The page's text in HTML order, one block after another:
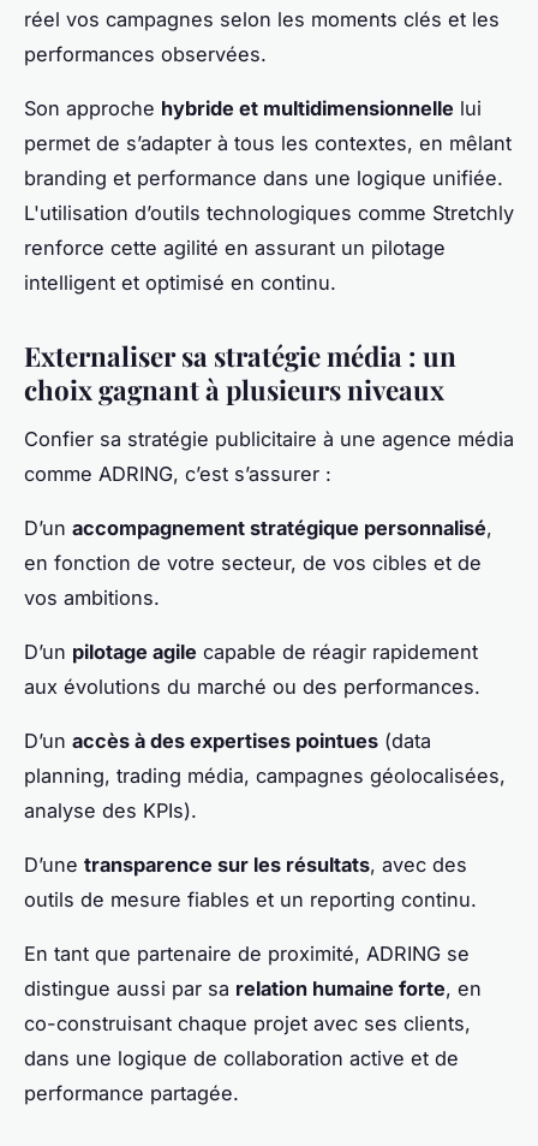
réel vos campagnes selon les moments clés et les
performances observées.
Son approche hybride et multidimensionnelle lui
permet de s’adapter à tous les contextes, en mêlant
branding et performance dans une logique unifiée.
L'utilisation d’outils technologiques comme Stretchly
renforce cette agilité en assurant un pilotage
intelligent et optimisé en continu.
Externaliser sa stratégie média : un
choix gagnant à plusieurs niveaux
Confier sa stratégie publicitaire à une agence média
comme ADRING, c’est s’assurer :
D’un accompagnement stratégique personnalisé,
en fonction de votre secteur, de vos cibles et de
vos ambitions.
D’un pilotage agile capable de réagir rapidement
aux évolutions du marché ou des performances.
D’un accès à des expertises pointues (data
planning, trading média, campagnes géolocalisées,
analyse des KPIs).
D’une transparence sur les résultats, avec des
outils de mesure fiables et un reporting continu.
En tant que partenaire de proximité, ADRING se
distingue aussi par sa relation humaine forte, en
co-construisant chaque projet avec ses clients,
dans une logique de collaboration active et de
performance partagée.